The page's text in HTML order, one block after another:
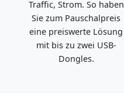
Traffic, Strom. So haben
Sie zum Pauschalpreis
eine preiswerte Lösung
mit bis zu zwei USB-
Dongles.